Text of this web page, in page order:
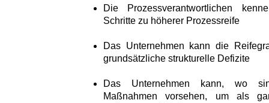
Die Prozessverantwortlichen
Schritte zu höherer Prozessreife
Das Unternehmen kann die
grundsätzliche strukturelle Defizite
Das Unternehmen kann, wo
Maßnahmen vorsehen, um als